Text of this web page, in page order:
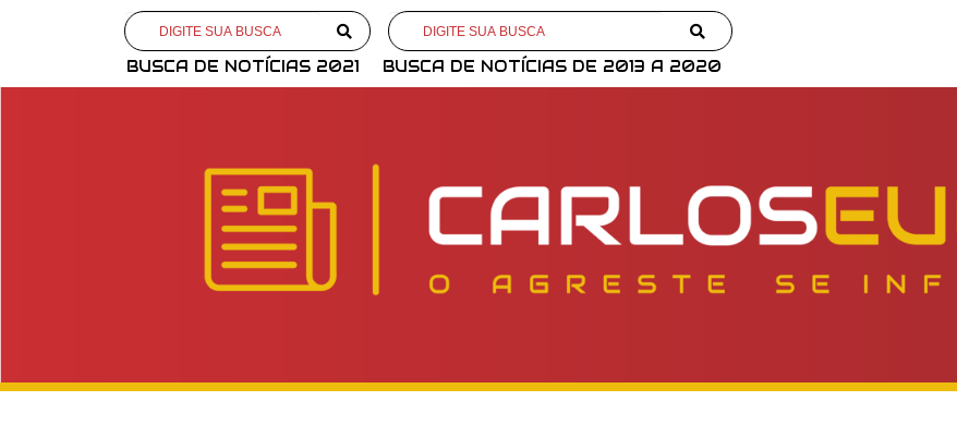
BUSCA DE NOTÍCIAS 2021 BUSCA DE NOTÍCIAS DE 2013 A 2020